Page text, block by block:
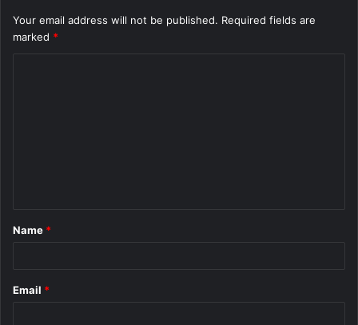
Your email address will not be published. Required fields are
marked *
*
Name *
Email *